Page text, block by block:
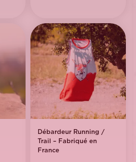
Débardeur Running /
Trail – Fabriqué en
France